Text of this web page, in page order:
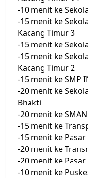
-10 menit ke
-15 menit ke
Kacang Timur 3
-15 menit ke
-15 menit ke
Kacang Timur 2
-15 menit ke SMP
-20 menit ke
Bhakti
-20 menit ke
-15 menit ke
-15 menit ke
-20 menit ke
-20 menit ke
-10 menit ke